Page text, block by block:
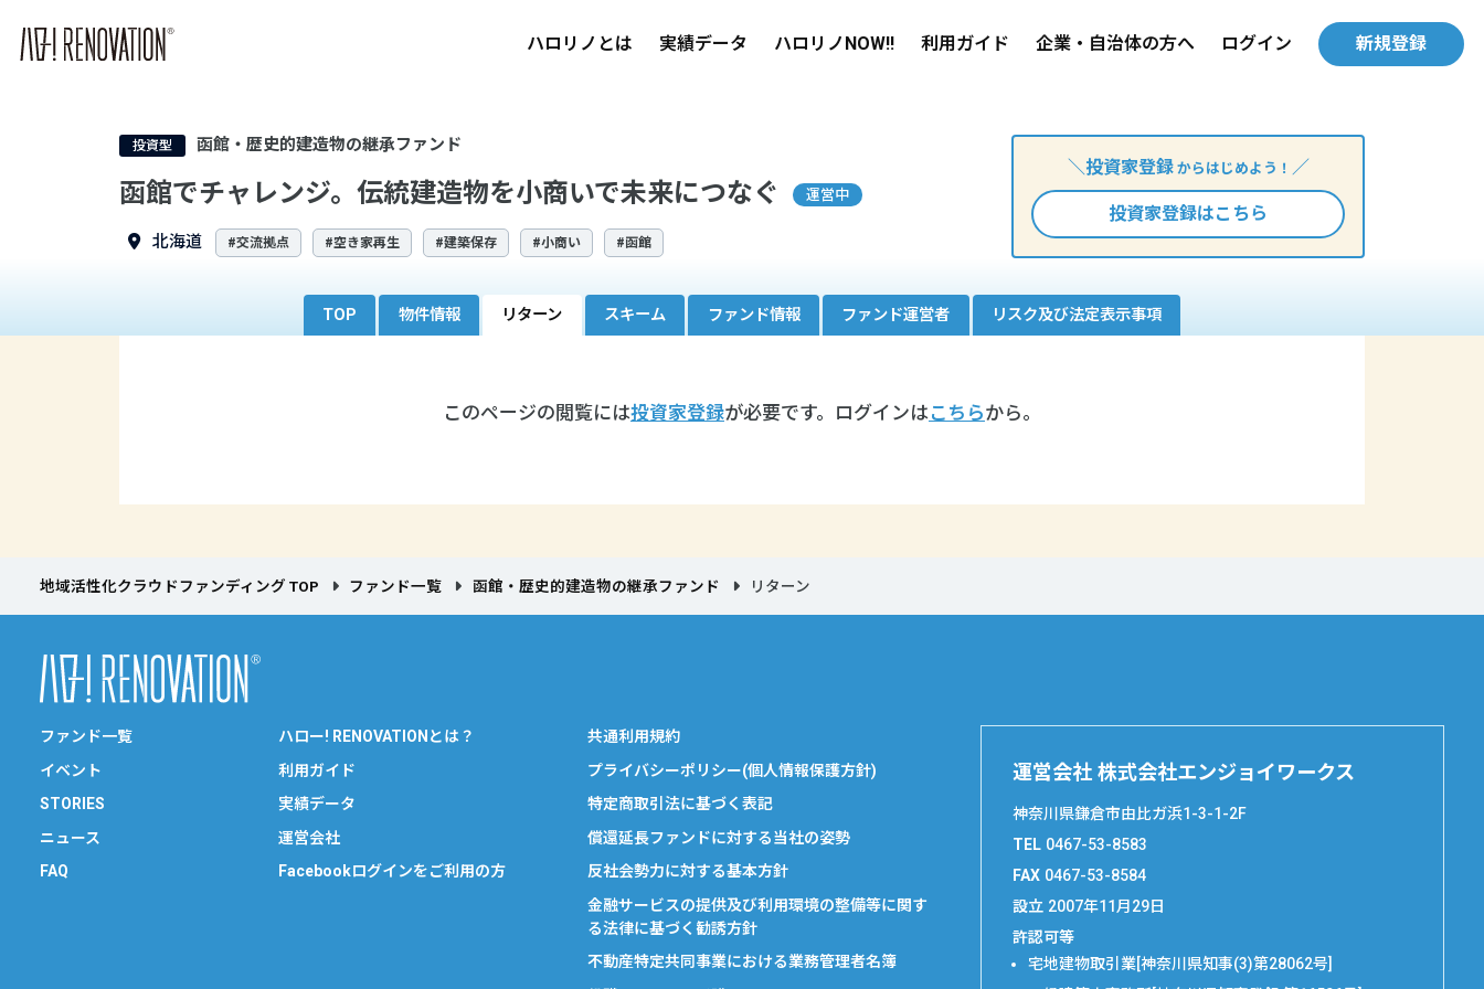
ハロリノとは 実績データ ハロリノNOW!! 利用ガイド 企業・自治体の方へ ログイン 新規登録
投資型 函館・歴史的建造物の継承ファンド
函館でチャレンジ。伝統建造物を小商いで未来につなぐ 運営中
北海道 #交流拠点 #空き家再生 #建築保存 #小商い #函館
＼投資家登録 からはじめよう！ ／
投資家登録はこちら
TOP 物件情報 リターン スキーム ファンド情報 ファンド運営者 リスク及び法定表示事項
このページの閲覧には投資家登録が必要です。ログインはこちらから。
地域活性化クラウドファンディング TOP ファンド一覧 函館・歴史的建造物の継承ファンド リターン
ファンド一覧
イベント
STORIES
ニュース
FAQ
ハロー! RENOVATIONとは？
利用ガイド
実績データ
運営会社
Facebookログインをご利用の方
共通利用規約
プライバシーポリシー(個人情報保護方針)
特定商取引法に基づく表記
償還延長ファンドに対する当社の姿勢
反社会勢力に対する基本方針
金融サービスの提供及び利用環境の整備等に関す
る法律に基づく勧誘方針
不動産特定共同事業における業務管理者名簿
運営会社 株式会社エンジョイワークス
神奈川県鎌倉市由比ガ浜1-3-1-2F
TEL 0467-53-8583
FAX 0467-53-8584
設立 2007年11月29日
許認可等
宅地建物取引業[神奈川県知事(3)第28062号]